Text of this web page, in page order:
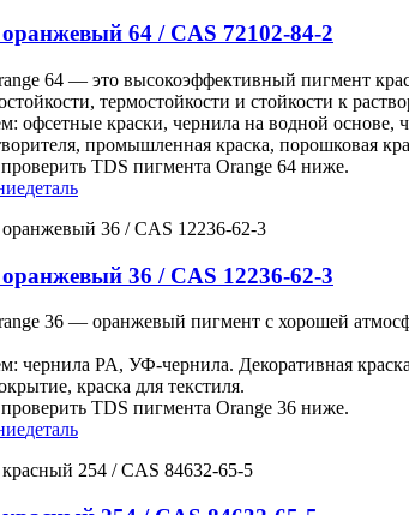
64 / CAS 72102-84-2
64 — это высокоэффективный пигмент
термостойкости и стойкости к
офсетные краски, чернила на водной основе,
промышленная краска, порошковая
TDS пигмента Orange 64 ниже.
деталь
36 / CAS 12236-62-3
36 — оранжевый пигмент с хорошей
чернила PA, УФ-чернила. Декоративная
краска для текстиля.
TDS пигмента Orange 36 ниже.
деталь